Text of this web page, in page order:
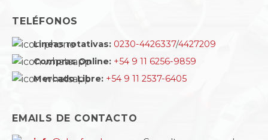
TELÉFONOS
Lineas rotativas: 0230-4426337/4427209
Compras Online: +54 9 11 6256-9859
Mercado Libre: +54 9 11 2537-6405
EMAILS DE CONTACTO